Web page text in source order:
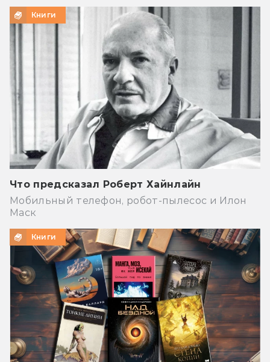
Книги
Что предсказал Роберт Хайнлайн
Мобильный телефон, робот-пылесос и Илон
Маск
Книги